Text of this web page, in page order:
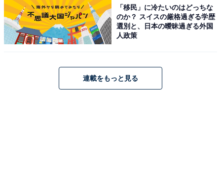
「移民」に冷たいのはどっちな
のか？ スイスの厳格過ぎる学歴
選別と、日本の曖昧過ぎる外国
人政策
連載をもっと見る